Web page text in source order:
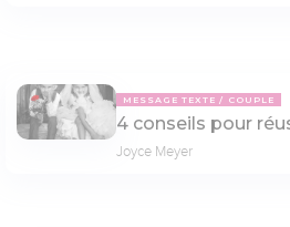
MESSAGE TEXTE COUPLE
4 conseils pour
Joyce Meyer